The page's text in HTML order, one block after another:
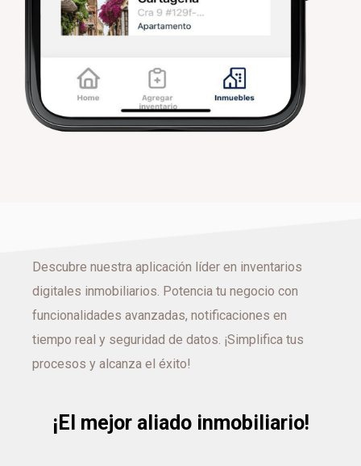
Descubre nuestra aplicación líder en inventarios
digitales inmobiliarios. Potencia tu negocio con
funcionalidades avanzadas, notificaciones en
tiempo real y seguridad de datos. ¡Simplifica tus
procesos y alcanza el éxito!
¡El mejor aliado inmobiliario!